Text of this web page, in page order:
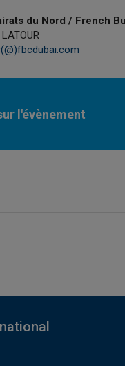
du Nord / French
l'évènement